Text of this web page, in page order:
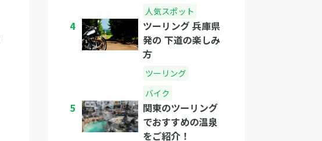
人気スポット
4
ツーリング 兵庫県
発の 下道の楽しみ
方
ツーリング
バイク
5
関東のツーリング
でおすすめの温泉
をご紹介！